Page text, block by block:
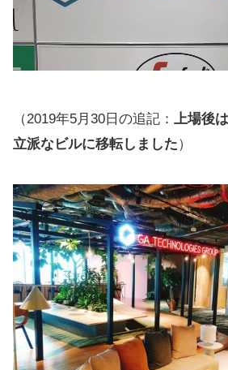
（2019年5月30日の追記： 上場後
立派なビルに移転しました）